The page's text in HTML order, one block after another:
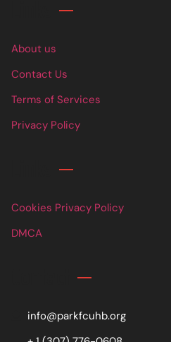
About us
Contact Us
Terms of Services
Privacy Policy
Cookies Privacy Policy
DMCA
info@parkfcuhb.org